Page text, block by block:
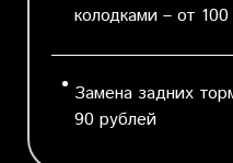
колодками – от
Замена задних
90 рублей